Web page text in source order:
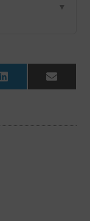
▼
LinkedIn Email